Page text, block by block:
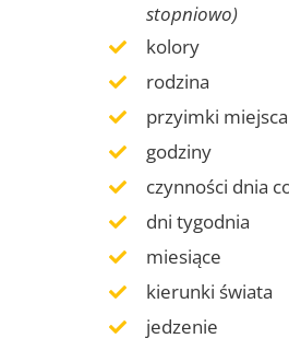
stopniowo)
kolory
rodzina
przyimki miejsca
godziny
czynności dnia
dni tygodnia
miesiące
kierunki świata
jedzenie